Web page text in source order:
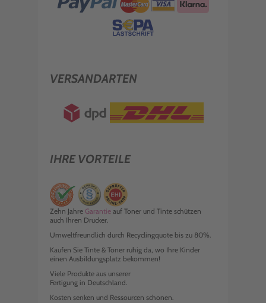
VERSANDARTEN
IHRE VORTEILE
Zehn Jahre Garantie auf Toner und Tinte schützen
auch Ihren Drucker.
Umweltfreundlich durch Recyclingquote bis zu 80%.
Kaufen Sie Tinte & Toner ruhig da, wo Ihre Kinder
einen Ausbildungsplatz bekommen!
Viele Produkte aus unserer
Fertigung in Deutschland.
Kosten senken und Ressourcen schonen.